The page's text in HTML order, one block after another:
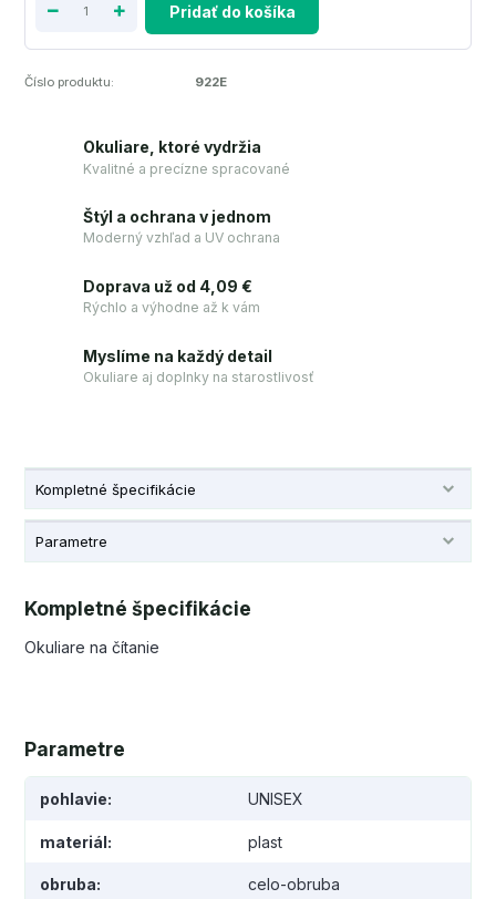
Pridať do košíka
Číslo produktu: 922E
Okuliare, ktoré vydržia
Kvalitné a precízne spracované
Štýl a ochrana v jednom
Moderný vzhľad a UV ochrana
Doprava už od 4,09 €
Rýchlo a výhodne až k vám
Myslíme na každý detail
Okuliare aj doplnky na starostlivosť
Kompletné špecifikácie
Parametre
Kompletné špecifikácie
Okuliare na čítanie
Parametre
pohlavie UNISEX
materiál plast
obruba celo-obruba